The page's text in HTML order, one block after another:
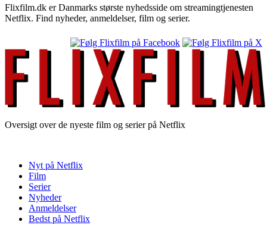
Flixfilm.dk er Danmarks største nyhedsside om streamingtjenesten
Netflix. Find nyheder, anmeldelser, film og serier.
Oversigt over de nyeste film og serier på Netflix
Nyt på Netflix
Film
Serier
Nyheder
Anmeldelser
Bedst på Netflix